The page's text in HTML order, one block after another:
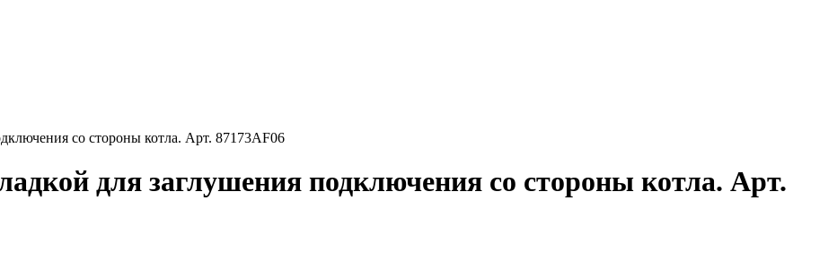
со стороны котла. Арт. 87173AF06
для заглушения подключения со стороны котла. Арт.